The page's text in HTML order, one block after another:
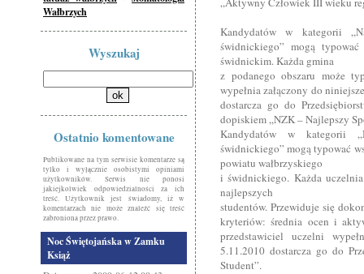
Wałbrzych
Wyszukaj
Ostatnio komentowane
Publikowane na tym serwisie komentarze są
tylko i wyłącznie osobistymi opiniami
użytkowników. Serwis nie ponosi
jakiejkolwiek odpowiedzialności za ich
treść. Użytkownik jest świadomy, iż w
komentarzach nie może znaleźć się treść
zabroniona przez prawo.
Noc Świętojańska w Zamku
Książ
Kandydatów w kategorii
świdnickiego” mogą
świdnickim. Każda gmina
z podanego obszaru może
wypełnia załączony do
dostarcza go do
dopiskiem „NZK – Najlepszy
Kandydatów w kategorii
świdnickiego” mogą typować
powiatu wałbrzyskiego
i świdnickiego. Każda
najlepszych
studentów. Przewiduje się
kryteriów: średnia ocen i
przedstawiciel uczelni
5.11.2010 dostarcza go do
Student”.